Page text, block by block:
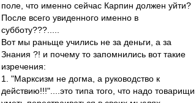
поле, что именно сейчас Карпин должен уйти?
После всего увиденного именно в
субботу???.....
Вот мы раньще учились не за деньги, а за
Знания ?! и почему то запомнились вот такие
изречения:
1. "Марксизм не догма, а руководство к
действию!!!"....это типа того, что надо товарищи